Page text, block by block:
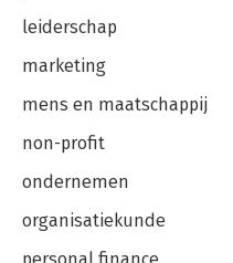
leiderschap
marketing
mens en maatschappij
non-profit
ondernemen
organisatiekunde